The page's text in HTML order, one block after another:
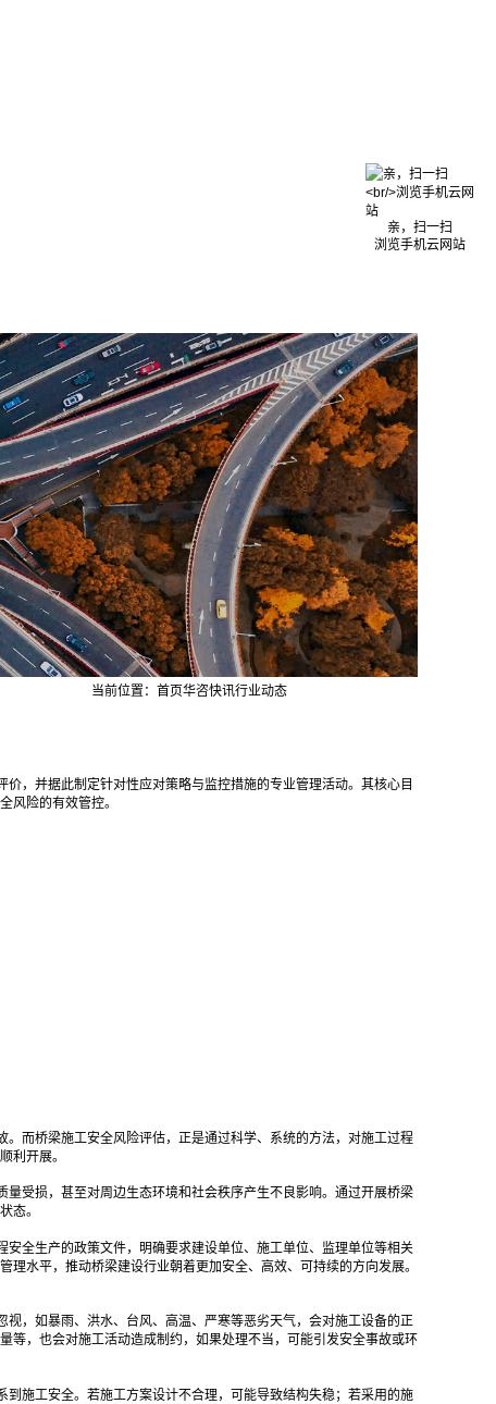
当前位置： 首页华咨快讯行业动态
，并据此制定针对性应对策略与监控措施的专业管理活动。其核心目
风险的有效管控。
而桥梁施工安全风险评估，正是通过科学、系统的方法，对施工过程
利开展。
受损，甚至对周边生态环境和社会秩序产生不良影响。通过开展桥梁
态。
全生产的政策文件，明确要求建设单位、施工单位、监理单位等相关
水平，推动桥梁建设行业朝着更加安全、高效、可持续的方向发展。
，如暴雨、洪水、台风、高温、严寒等恶劣天气，会对施工设备的正
等，也会对施工活动造成制约，如果处理不当，可能引发安全事故或环
施工安全。若施工方案设计不合理，可能导致结构失稳；若采用的施
亲，扫一扫
浏览手机云网站